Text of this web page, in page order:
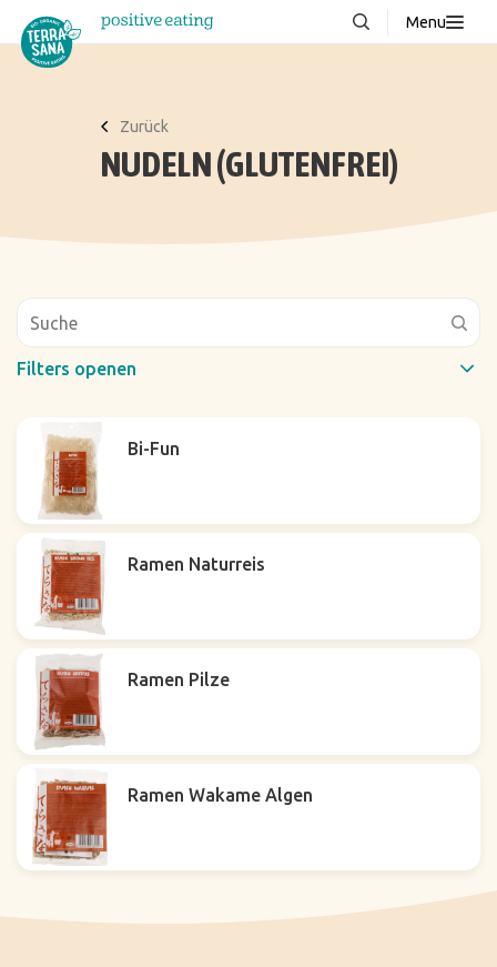
Menu
Über uns
Wissenswertes
Downloads
Produkte
Zurück
NUDELN (GLUTENFREI)
Filters openen
Bi-Fun
Ramen Naturreis
Ramen Pilze
Ramen Wakame Algen